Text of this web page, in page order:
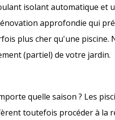
isolant automatique et
approfondie qui
plus cher qu'une
(partiel) de votre jardin.
quelle saison ? Les
toutefois procéder à